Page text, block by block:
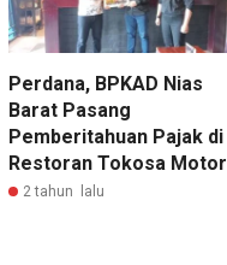
Perdana, BPKAD Nias
Barat Pasang
Pemberitahuan Pajak di
Restoran Tokosa Motor
2 tahun lalu